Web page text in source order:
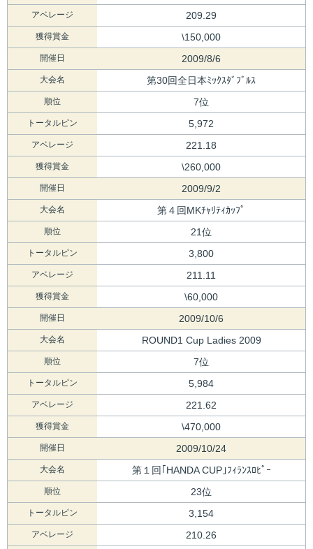
アベレージ 209.29
獲得賞金 \150,000
開催日 2009/8/6
大会名 第30回全日本ﾐｯｸｽﾀﾞﾌﾞﾙｽ
順位 7位
トータルピン 5,972
アベレージ 221.18
獲得賞金 \260,000
開催日 2009/9/2
大会名 第４回MKﾁｬﾘﾃｨｶｯﾌﾟ
順位 21位
トータルピン 3,800
アベレージ 211.11
獲得賞金 \60,000
開催日 2009/10/6
大会名 ROUND1 Cup Ladies 2009
順位 7位
トータルピン 5,984
アベレージ 221.62
獲得賞金 \470,000
開催日 2009/10/24
大会名 第１回｢HANDA CUP｣ﾌｨﾗﾝｽﾛﾋﾟｰ
順位 23位
トータルピン 3,154
アベレージ 210.26